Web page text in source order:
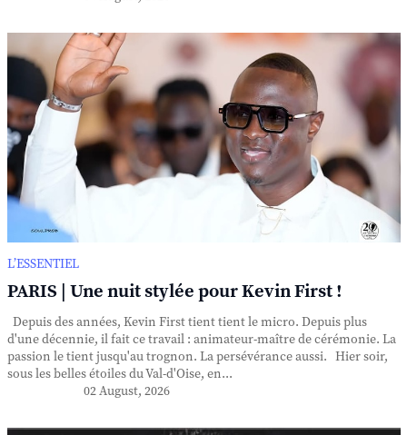
L’ESSENTIEL
PARIS | Une nuit stylée pour Kevin First !
Depuis des années, Kevin First tient tient le micro. Depuis plus
d'une décennie, il fait ce travail : animateur-maître de cérémonie. La
passion le tient jusqu'au trognon. La persévérance aussi. Hier soir,
sous les belles étoiles du Val-d'Oise, en...
02 August, 2026